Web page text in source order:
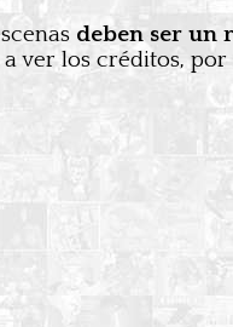
deben ser un
ver los créditos, por